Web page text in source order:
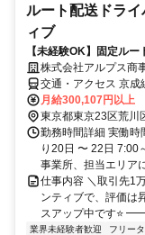
ルート配送ドラ
ィブ
【未経験OK】固定ル
株式会社アルプス商
交通・アクセス 京成
京さくらトラム(都電
月給300,107円以上
東京都東京23区荒川
勤務時間詳細 実働時
り20日 〜 22日
事業所、担当エリア
仕事内容 ＼取引先1
ンティブで、評価は
スアップ中です
業界未経験者歓迎 フリー